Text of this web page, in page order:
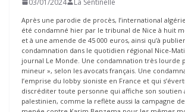
Après une parodie de procès, l’international
été condamné hier par le tribunal de Nice à huit
et à une amende de 45 000 euros, ainsi qu’à
condamnation dans le quotidien régional Nice-
journal Le Monde. Une condamnation très lourde
mineur », selon les avocats français. Une
l’emprise du lobby sioniste en France et qui
discréditer toute personne qui affiche son soutien
palestinien, comme la reflète aussi la campagne